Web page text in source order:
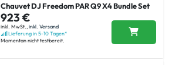
Chauvet DJ Freedom PAR Q9 X4 Bundle Set
923 €
inkl. MwSt., inkl. Versand
Lieferung in 5-10 Tagen*
Momentan nicht testbereit.